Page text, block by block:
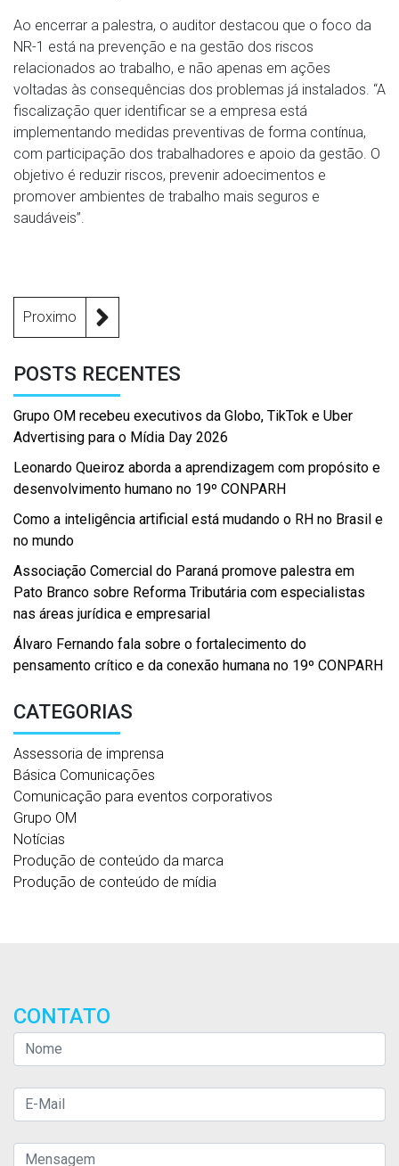
Ao encerrar a palestra, o auditor destacou que o foco da
NR-1 está na prevenção e na gestão dos riscos
relacionados ao trabalho, e não apenas em ações
voltadas às consequências dos problemas já instalados. “A
fiscalização quer identificar se a empresa está
implementando medidas preventivas de forma contínua,
com participação dos trabalhadores e apoio da gestão. O
objetivo é reduzir riscos, prevenir adoecimentos e
promover ambientes de trabalho mais seguros e
saudáveis”.
Proximo
POSTS RECENTES
Grupo OM recebeu executivos da Globo, TikTok e Uber
Advertising para o Mídia Day 2026
Leonardo Queiroz aborda a aprendizagem com propósito e
desenvolvimento humano no 19º CONPARH
Como a inteligência artificial está mudando o RH no Brasil e
no mundo
Associação Comercial do Paraná promove palestra em
Pato Branco sobre Reforma Tributária com especialistas
nas áreas jurídica e empresarial
Álvaro Fernando fala sobre o fortalecimento do
pensamento crítico e da conexão humana no 19º CONPARH
CATEGORIAS
Assessoria de imprensa
Básica Comunicações
Comunicação para eventos corporativos
Grupo OM
Notícias
Produção de conteúdo da marca
Produção de conteúdo de mídia
CONTATO